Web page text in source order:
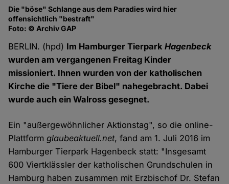
Die "böse" Schlange aus dem Paradies wird hier
offensichtlich "bestraft"
Foto: © Archiv GAP
BERLIN. (hpd) Im Hamburger TierparkHagenbeck
wurden am vergangenen Freitag Kinder
missioniert. Ihnen wurden von der katholischen
Kirche die "Tiere der Bibel" nahegebracht. Dabei
wurde auch ein Walross gesegnet.
Ein "außergewöhnlicher Aktionstag", so die online-
Plattformglaubeaktuell.net, fand am 1. Juli 2016 im
Hamburger Tierpark Hagenbeck statt: "Insgesamt
600 Viertklässler der katholischen Grundschulen in
Hamburg haben zusammen mit Erzbischof Dr. Stefan